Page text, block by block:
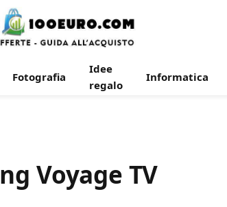
Fotografia
Idee
regalo
Informatica
Voyage TV